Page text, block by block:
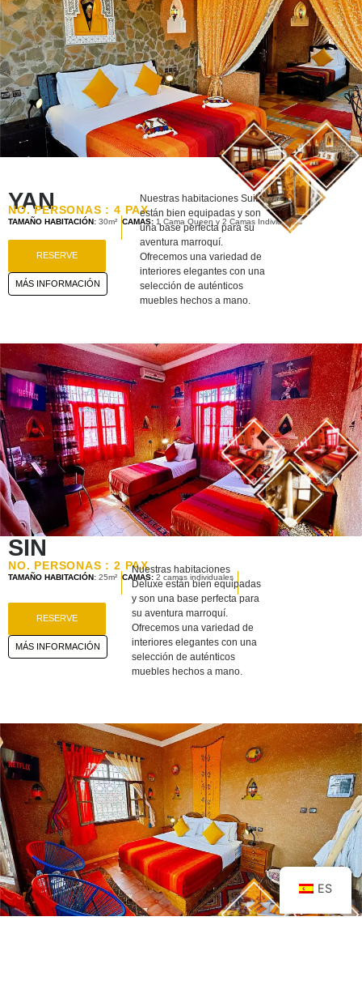
YAN
NO. PERSONAS : 4 PAX
TAMAÑO HABITACIÓN: 30m² CAMAS: 1 Cama Queen y 2 Camas Individuales
RESERVE
MÁS INFORMACIÓN
Nuestras habitaciones Suite
están bien equipadas y son
una base perfecta para su
aventura marroquí.
Ofrecemos una variedad de
interiores elegantes con una
selección de auténticos
muebles hechos a mano.
SIN
NO. PERSONAS : 2 PAX
TAMAÑO HABITACIÓN: 25m² CAMAS: 2 camas individuales
RESERVE
MÁS INFORMACIÓN
Nuestras habitaciones
Deluxe están bien equipadas
y son una base perfecta para
su aventura marroquí.
Ofrecemos una variedad de
interiores elegantes con una
selección de auténticos
muebles hechos a mano.
ES